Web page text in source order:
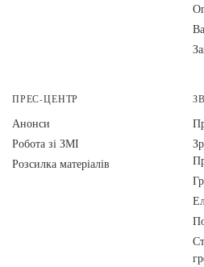
ПРЕС-ЦЕНТР
Анонси
Робота зі ЗМІ
Розсилка матеріалів